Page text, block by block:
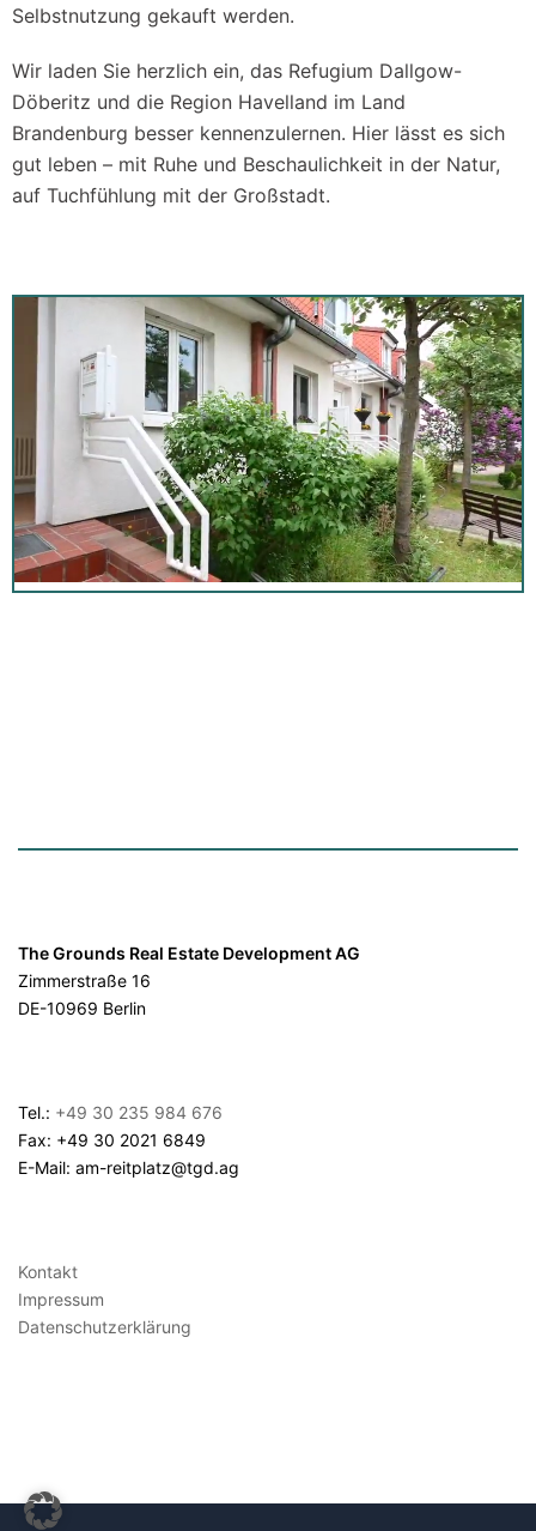
Selbstnutzung gekauft werden.
Wir laden Sie herzlich ein, das Refugium Dallgow-
Döberitz und die Region Havelland im Land
Brandenburg besser kennenzulernen. Hier lässt es sich
gut leben – mit Ruhe und Beschaulichkeit in der Natur,
auf Tuchfühlung mit der Großstadt.
The Grounds Real Estate Development AG
Zimmerstraße 16
DE-10969 Berlin
Tel.: +49 30 235 984 676
Fax: +49 30 2021 6849
E-Mail: am-reitplatz@tgd.ag
Kontakt
Impressum
Datenschutzerklärung